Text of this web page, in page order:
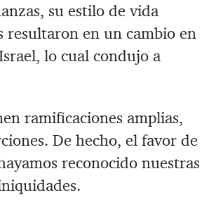
su estilo de vida
resultaron en un cambio en
lo cual condujo a
ramificaciones amplias,
De hecho, el favor de
reconocido nuestras